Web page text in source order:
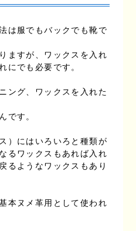
は服でもバックでも靴で
ますが、ワックスを入れ
にでも必要です。
ング、ワックスを入れた
です。
）にはいろいろと種類が
るワックスもあれば入れ
るようなワックスもあり
本ヌメ革用として使われ